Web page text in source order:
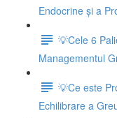
Endocrine și a
💡Cele 6
Managementul
💡Ce este
Echilibrare a